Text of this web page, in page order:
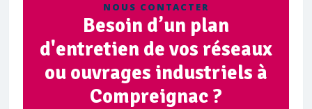
NOUS CONTACTER
Besoin d’un plan
d'entretien de vos réseaux
ou ouvrages industriels à
Compreignac ?